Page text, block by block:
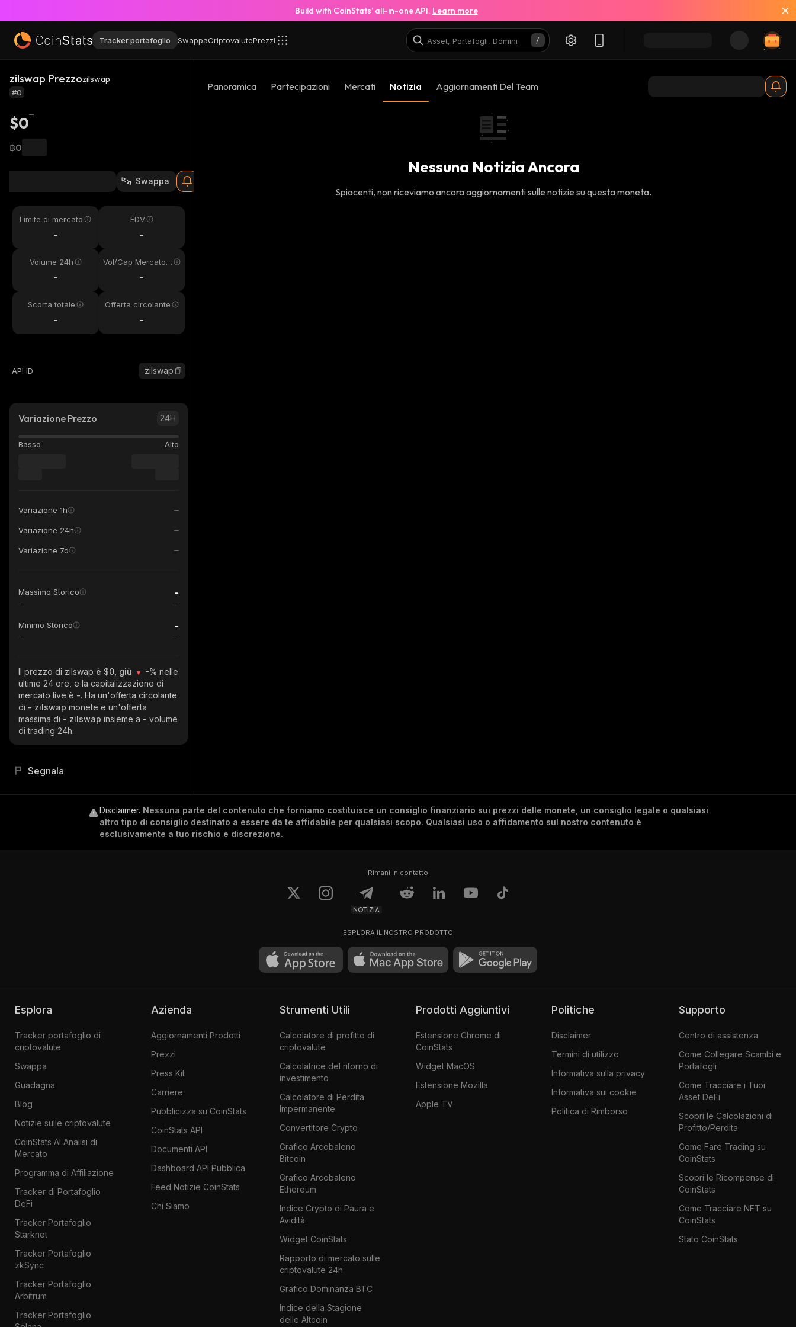
Build with CoinStats’ all-in-one API. Learn more
Tracker portafoglio SwappaCriptovalutePrezzi
zilswap Prezzozilswap
#0
$0
฿0
Swappa
Limite di mercato
-
FDV
-
Volume 24h
-
Vol/Cap Mercato
-
Scorta totale
-
Offerta circolante
-
API ID zilswap
Variazione Prezzo 24H
Basso Alto
Variazione 1h
Variazione 24h
Variazione 7d
Massimo Storico -
-
Minimo Storico -
-
Il prezzo di zilswap è $0, giù -% nelle
ultime 24 ore, e la capitalizzazione di
mercato live è -. Ha un'offerta circolante
di - zilswap monete e un'offerta
massima di - zilswap insieme a - volume
di trading 24h.
Segnala
Panoramica Partecipazioni Mercati Notizia Aggiornamenti Del Team
Nessuna Notizia Ancora
Spiacenti, non riceviamo ancora aggiornamenti sulle notizie su questa moneta.
Disclaimer. Nessuna parte del contenuto che forniamo costituisce un consiglio finanziario sui prezzi delle monete, un consiglio legale o qualsiasi
altro tipo di consiglio destinato a essere da te affidabile per qualsiasi scopo. Qualsiasi uso o affidamento sul nostro contenuto è
esclusivamente a tuo rischio e discrezione.
Rimani in contatto
NOTIZIA
ESPLORA IL NOSTRO PRODOTTO
Esplora
Tracker portafoglio di
criptovalute
Swappa
Guadagna
Blog
Notizie sulle criptovalute
CoinStats AI Analisi di
Mercato
Programma di Affiliazione
Tracker di Portafoglio
DeFi
Tracker Portafoglio
Starknet
Tracker Portafoglio
zkSync
Tracker Portafoglio
Arbitrum
Tracker Portafoglio
Azienda
Aggiornamenti Prodotti
Prezzi
Press Kit
Carriere
Pubblicizza su CoinStats
CoinStats API
Documenti API
Dashboard API Pubblica
Feed Notizie CoinStats
Chi Siamo
Strumenti Utili
Calcolatore di profitto di
criptovalute
Calcolatrice del ritorno di
investimento
Calcolatore di Perdita
Impermanente
Convertitore Crypto
Grafico Arcobaleno
Bitcoin
Grafico Arcobaleno
Ethereum
Indice Crypto di Paura e
Avidità
Widget CoinStats
Rapporto di mercato sulle
criptovalute 24h
Grafico Dominanza BTC
Indice della Stagione
delle Altcoin
Prodotti Aggiuntivi
Estensione Chrome di
CoinStats
Widget MacOS
Estensione Mozilla
Apple TV
Politiche
Disclaimer
Termini di utilizzo
Informativa sulla privacy
Informativa sui cookie
Politica di Rimborso
Supporto
Centro di assistenza
Come Collegare Scambi e
Portafogli
Come Tracciare i Tuoi
Asset DeFi
Scopri le Calcolazioni di
Profitto/Perdita
Come Fare Trading su
CoinStats
Scopri le Ricompense di
CoinStats
Come Tracciare NFT su
CoinStats
Stato CoinStats